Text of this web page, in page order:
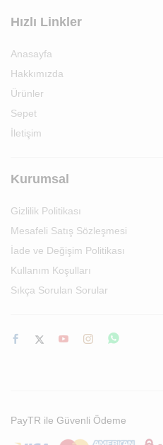
Hızlı Linkler
Anasayfa
Hakkımızda
Ürünler
Sepet
İletişim
Kurumsal
Gizlilik Politikası
Mesafeli Satış Sözleşmesi
İade ve Değişim Politikası
Kullanım Koşulları
Sıkça Sorulan Sorular
PayTR ile Güvenli Ödeme